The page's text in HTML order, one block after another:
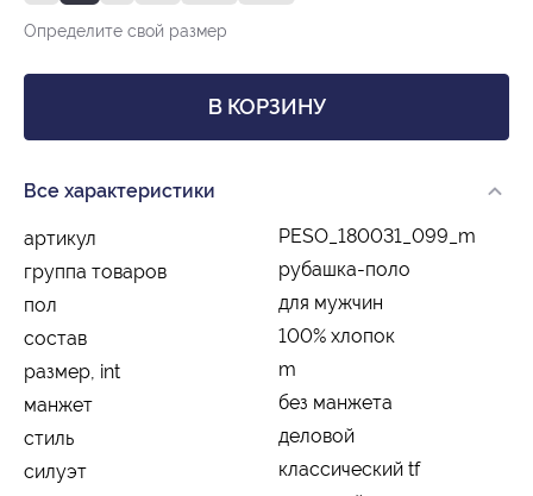
Определите свой размер
В КОРЗИНУ
Все характеристики
артикул
PESO_180031_099_m
группа товаров
рубашка-поло
пол
для мужчин
состав
100% хлопок
размер, int
m
манжет
без манжета
стиль
деловой
силуэт
классический tf